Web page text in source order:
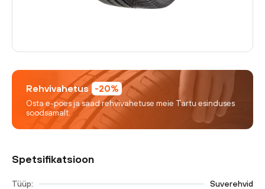
Rehvivahetus -20%
Osta e-poes ja saad rehvivahetuse meie Tartu esinduses
soodsamalt.
Spetsifikatsioon
Tüüp: Suverehvid